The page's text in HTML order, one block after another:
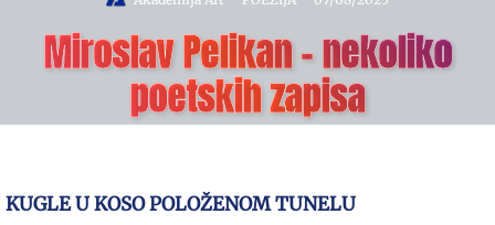
Miroslav Pelikan – nekoliko
poetskih zapisa
KUGLE U KOSO POLOŽENOM TUNELU